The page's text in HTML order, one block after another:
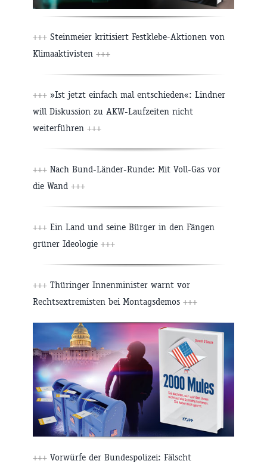
+++ Steinmeier kritisiert Festklebe-Aktionen von
Klimaaktivisten +++
+++ »Ist jetzt einfach mal entschieden«: Lindner
will Diskussion zu AKW-Laufzeiten nicht
weiterführen +++
+++ Nach Bund-Länder-Runde: Mit Voll-Gas vor
die Wand +++
+++ Ein Land und seine Bürger in den Fängen
grüner Ideologie +++
+++ Thüringer Innenminister warnt vor
Rechtsextremisten bei Montagsdemos +++
+++ Vorwürfe der Bundespolizei: Fälscht